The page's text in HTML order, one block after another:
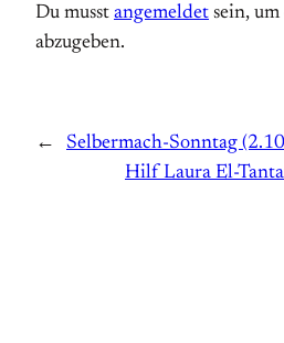
Du musst angemeldet sein,
abzugeben.
←
Selbermach-Sonntag
Hilf Laura El-